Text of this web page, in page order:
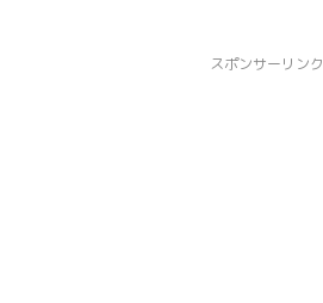
スポンサーリンク